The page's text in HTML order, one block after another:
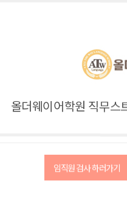
올더웨이어학원 직무스
임직원 검사 하러가기